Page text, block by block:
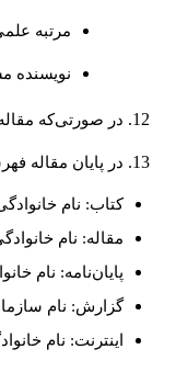
مرتبه
نويسنده
در صورتی‌که
در پایان مقاله
کتاب: نام
مقاله: نام
پایان‌نامه: نام
گزارش: نام
اینترنت: نام